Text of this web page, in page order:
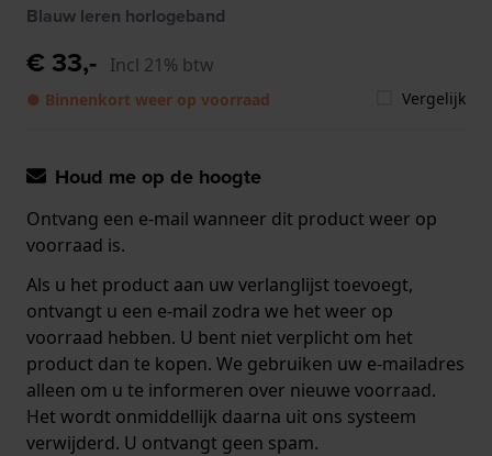
Blauw leren horlogeband
€ 33,- Incl 21% btw
● Binnenkort weer op voorraad Vergelijk
Houd me op de hoogte
Ontvang een e-mail wanneer dit product weer op
voorraad is.
Als u het product aan uw verlanglijst toevoegt,
ontvangt u een e-mail zodra we het weer op
voorraad hebben. U bent niet verplicht om het
product dan te kopen. We gebruiken uw e-mailadres
alleen om u te informeren over nieuwe voorraad.
Het wordt onmiddellijk daarna uit ons systeem
verwijderd. U ontvangt geen spam.